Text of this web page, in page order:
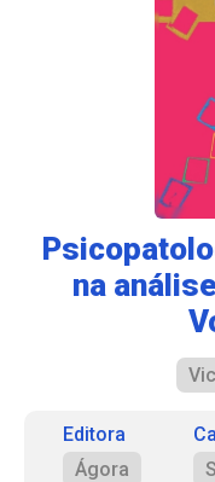
na
Editora
Ágora